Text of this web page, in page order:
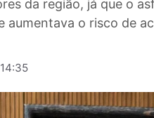
destacou
da região, já
aumentava o
14:35